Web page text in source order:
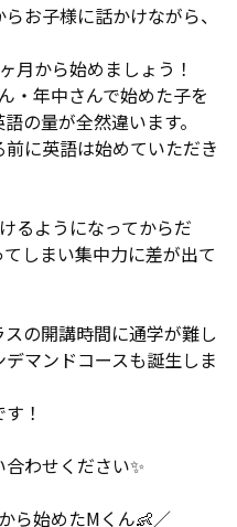
お子様に話かけながら、
月から始めましょう！
・年中さんで始めた子を
の量が全然違います。
に英語は始めていただき
るようになってからだ
しまい集中力に差が出て
の開講時間に通学が難し
マンドコースも誕生しま
！
わせください✨
ら始めたMくん👶／